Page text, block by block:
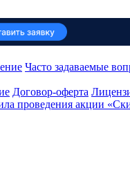
Часто задаваемые
Договор-оферта
проведения акции